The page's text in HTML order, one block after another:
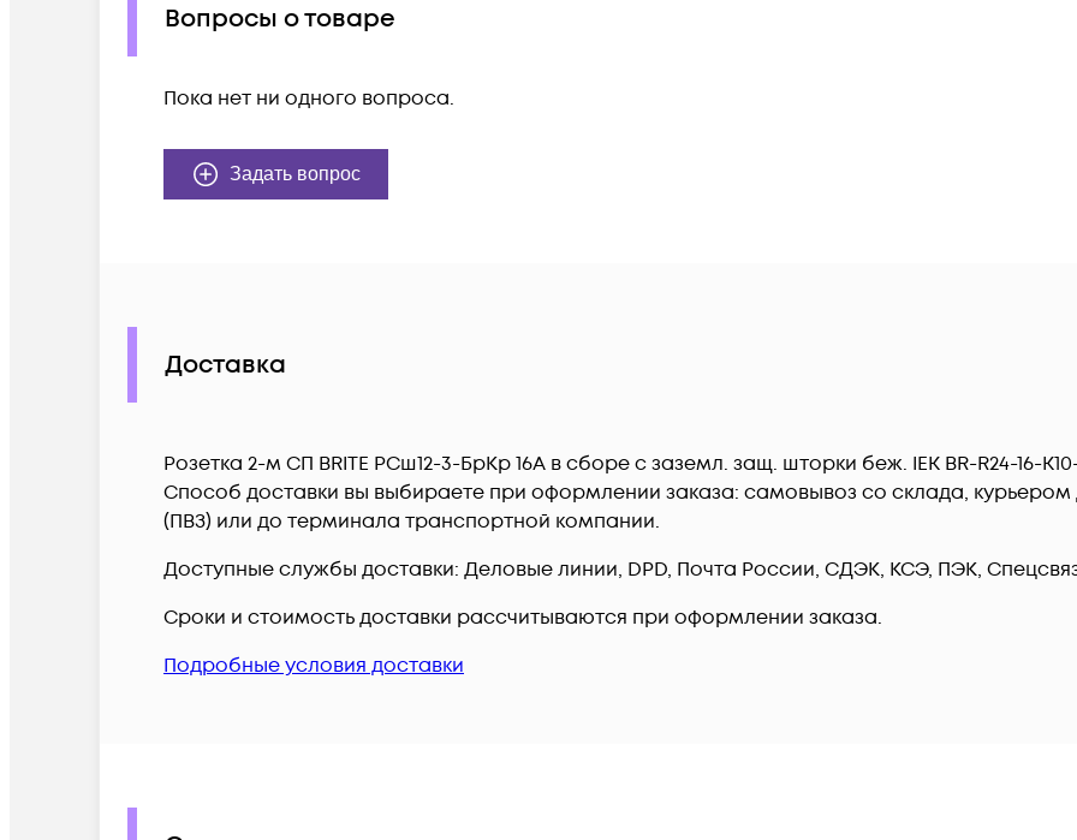
Вопросы о товаре
Пока нет ни одного вопроса.
Задать вопрос
Доставка
Розетка 2-м СП BRITE РСш12-3-БрКр 16А в сборе с заземл. защ. шторки беж. IEK BR-R24-16-
Способ доставки вы выбираете при оформлении заказа: самовывоз со склада, курьером
(ПВЗ) или до терминала транспортной компании.
Доступные службы доставки: Деловые линии, DPD, Почта России, СДЭК, КСЭ, ПЭК,
Сроки и стоимость доставки рассчитываются при оформлении заказа.
Подробные условия доставки